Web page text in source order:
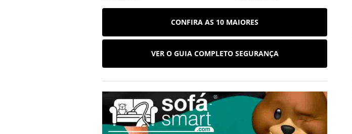
CONFIRA AS 10 MAIORES
VER O GUIA COMPLETO SEGURANÇA